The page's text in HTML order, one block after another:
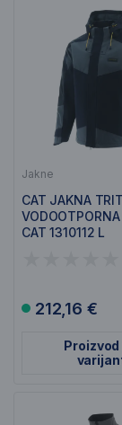
Jakne
CAT JAKNA
CAT 1310112 L
212,16 €
Proizvod